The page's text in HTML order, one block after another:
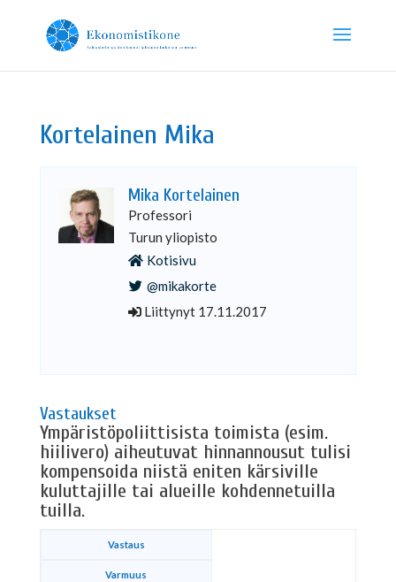
Kortelainen Mika
Mika Kortelainen
Professori
Turun yliopisto
Kotisivu
@mikakorte
Liittynyt 17.11.2017
Vastaukset
Ympäristöpoliittisista toimista (esim.
hiilivero) aiheutuvat hinnannousut tulisi
kompensoida niistä eniten kärsiville
kuluttajille tai alueille kohdennetuilla
tuilla.
Vastaus
Varmuus